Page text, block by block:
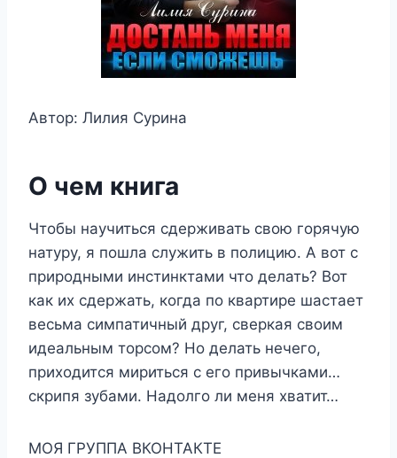
Автор: Лилия Сурина
О чем книга
Чтобы научиться сдерживать свою горячую
натуру, я пошла служить в полицию. А вот с
природными инстинктами что делать? Вот
как их сдержать, когда по квартире шастает
весьма симпатичный друг, сверкая своим
идеальным торсом? Но делать нечего,
приходится мириться с его привычками…
скрипя зубами. Надолго ли меня хватит…
МОЯ ГРУППА ВКОНТАКТЕ